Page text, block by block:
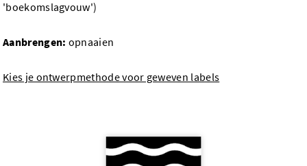
'boekomslagvouw')
Aanbrengen: opnaaien
Kies je ontwerpmethode voor geweven labels